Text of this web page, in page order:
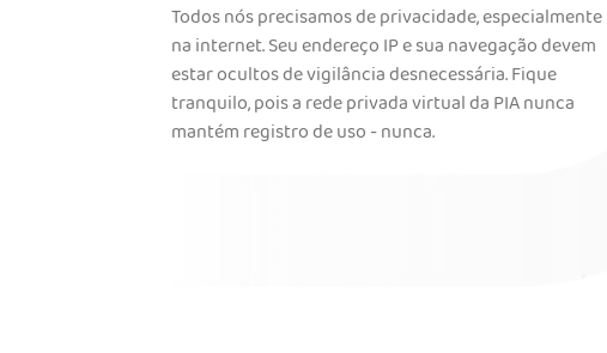
Todos nós precisamos de privacidade, especialmente
na internet. Seu endereço IP e sua navegação devem
estar ocultos de vigilância desnecessária. Fique
tranquilo, pois a rede privada virtual da PIA nunca
mantém registro de uso - nunca.